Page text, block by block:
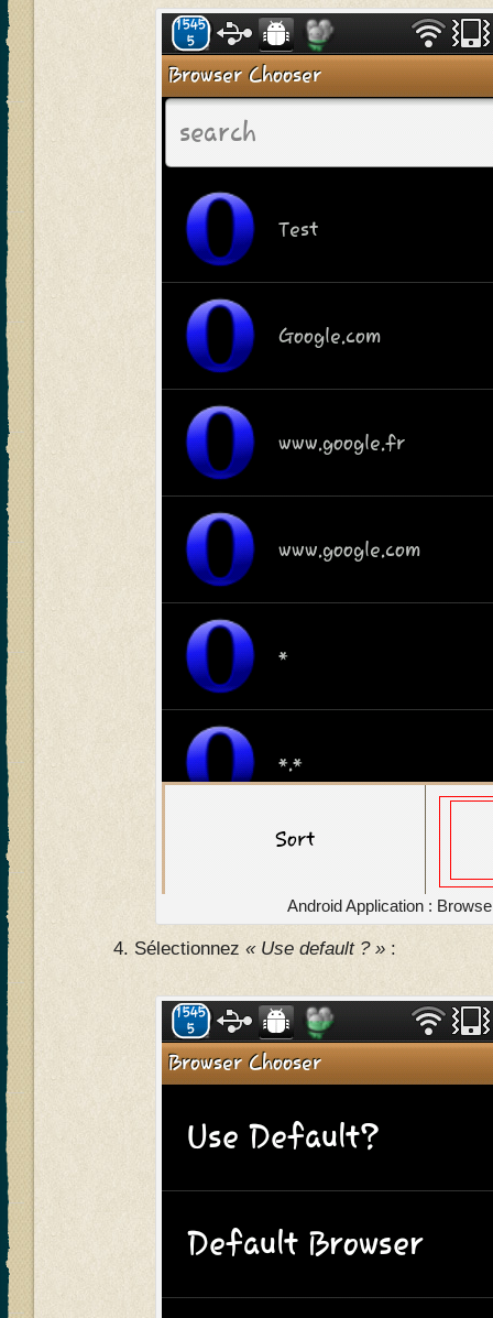
Android Application :
Sélectionnez « Use default ? » :